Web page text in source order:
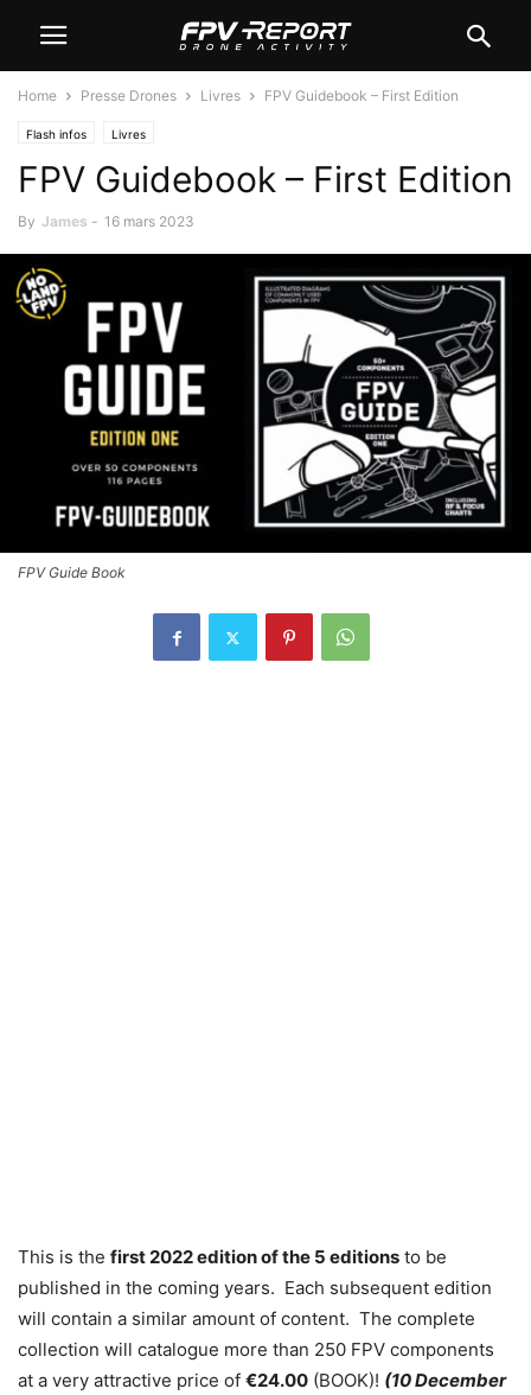
Home Presse Drones Livres FPV Guidebook – First Edition
Flash infos Livres
FPV Guidebook – First Edition
By James - 16 mars 2023
FPV Guide Book
This is the first 2022 edition of the 5 editions to be
published in the coming years. Each subsequent edition
will contain a similar amount of content. The complete
collection will catalogue more than 250 FPV components
at a very attractive price of €24.00 (BOOK)! (10 December